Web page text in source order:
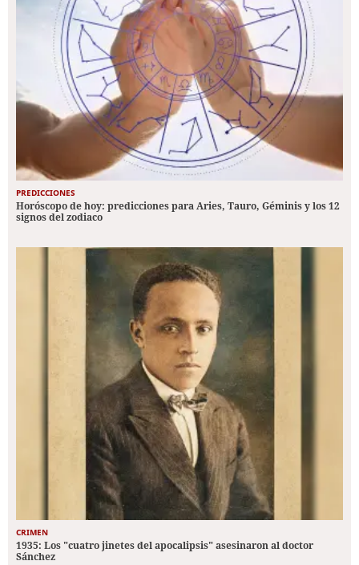
PREDICCIONES
Horóscopo de hoy: predicciones para Aries, Tauro, Géminis y los 12
signos del zodiaco
CRIMEN
1935: Los "cuatro jinetes del apocalipsis" asesinaron al doctor
Sánchez